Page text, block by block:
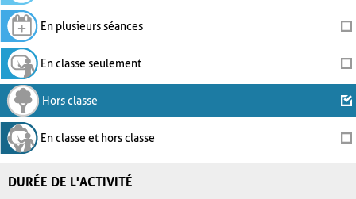
En plusieurs séances
En classe seulement
Hors classe
En classe et hors classe
DURÉE DE L'ACTIVITÉ